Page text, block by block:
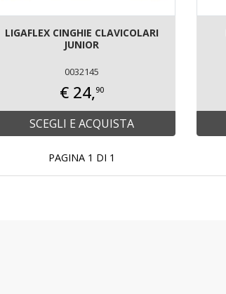
LIGAFLEX CINGHIE CLAVICOLARI
JUNIOR
0032145
€ 24,90
SCEGLI E ACQUISTA
PAGINA 1 DI 1